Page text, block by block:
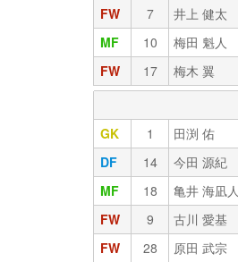
FW
7 井上 健太
MF
10 梅田 魁人
FW
17 梅木 翼
GK
1 田渕 佑
DF
14 今田 源紀
MF
18 亀井 海凪人
FW
9 古川 愛基
FW
28 原田 武宗